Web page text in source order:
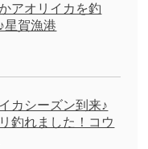
アオリイカを釣
星賀漁港
カシーズン到来♪
釣れました！コウ